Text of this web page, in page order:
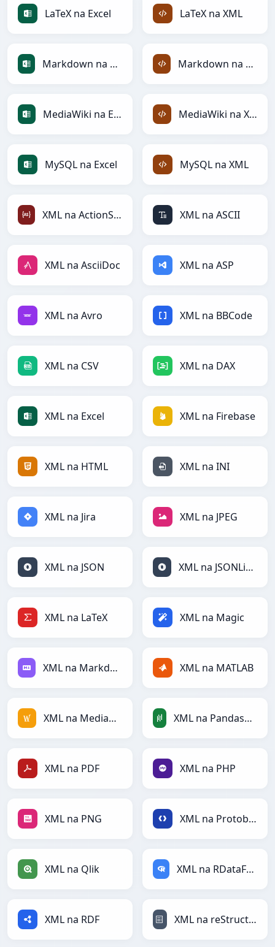
LaTeX na Excel LaTeX na XML
Markdown na Excel Markdown na XML
MediaWiki na Excel MediaWiki na XML
MySQL na Excel MySQL na XML
XML na ActionScript XML na ASCII
XML na AsciiDoc XML na ASP
XML na Avro XML na BBCode
XML na CSV XML na DAX
XML na Excel XML na Firebase
XML na HTML XML na INI
XML na Jira XML na JPEG
XML na JSON XML na JSONLines
XML na LaTeX XML na Magic
XML na Markdown XML na MATLAB
XML na MediaWiki XML na PandasDataFrame
XML na PDF XML na PHP
XML na PNG XML na Protobuf
XML na Qlik XML na RDataFrame
XML na RDF XML na reStructuredText